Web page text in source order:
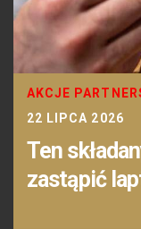
AKCJE
22 LIPCA 2026
Ten
zastąpić